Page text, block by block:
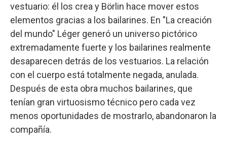
vestuario: él los crea y Börlin hace mover estos
elementos gracias a los bailarines. En "La creación
del mundo" Léger generó un universo pictórico
extremadamente fuerte y los bailarines realmente
desaparecen detrás de los vestuarios. La relación
con el cuerpo está totalmente negada, anulada.
Después de esta obra muchos bailarines, que
tenían gran virtuosismo técnico pero cada vez
menos oportunidades de mostrarlo, abandonaron la
compañía.